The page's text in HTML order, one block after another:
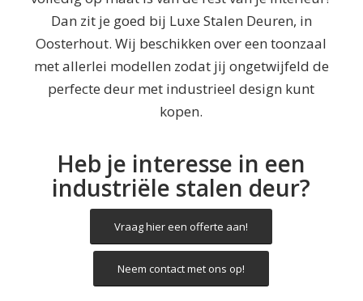
Dan zit je goed bij Luxe Stalen Deuren, in
Oosterhout. Wij beschikken over een toonzaal
met allerlei modellen zodat jij ongetwijfeld de
perfecte deur met industrieel design kunt
kopen.
Heb je interesse in een
industriële stalen deur?
Vraag hier een offerte aan!
Neem contact met ons op!